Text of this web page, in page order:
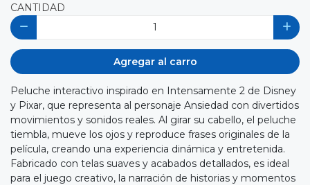
CANTIDAD
Agregar al carro
Peluche interactivo inspirado en Intensamente 2 de Disney
y Pixar, que representa al personaje Ansiedad con divertidos
movimientos y sonidos reales. Al girar su cabello, el peluche
tiembla, mueve los ojos y reproduce frases originales de la
película, creando una experiencia dinámica y entretenida.
Fabricado con telas suaves y acabados detallados, es ideal
para el juego creativo, la narración de historias y momentos